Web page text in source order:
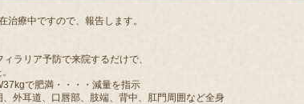
療中ですので、報告します。
ラリア予防で来院するだけで、
満・・・・減量を指示
口唇部、肢端、背中、肛門周囲など全身